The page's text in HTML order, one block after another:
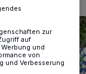
zur
auf
und
von
und Verbesserung